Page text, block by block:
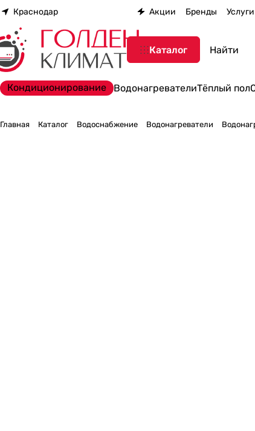
Краснодар Акции Бренды Услуги
Каталог
Кондиционирование ВодонагревателиТёплый пол
Главная Каталог Водоснабжение Водонагреватели